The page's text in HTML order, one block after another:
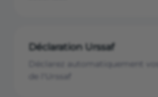
Déclaration Urssaf
Déclarez automatiquement